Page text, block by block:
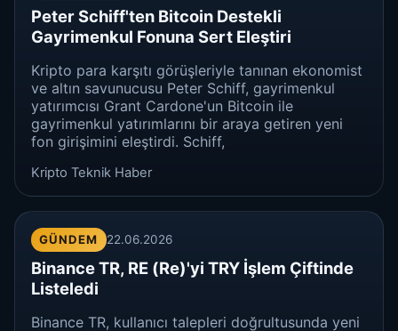
Peter Schiff'ten Bitcoin Destekli
Gayrimenkul Fonuna Sert Eleştiri
Kripto para karşıtı görüşleriyle tanınan ekonomist
ve altın savunucusu Peter Schiff, gayrimenkul
yatırımcısı Grant Cardone'un Bitcoin ile
gayrimenkul yatırımlarını bir araya getiren yeni
fon girişimini eleştirdi. Schiff,
Kripto Teknik Haber
GÜNDEM 22.06.2026
Binance TR, RE (Re)'yi TRY İşlem Çiftinde
Listeledi
Binance TR, kullanıcı talepleri doğrultusunda yeni